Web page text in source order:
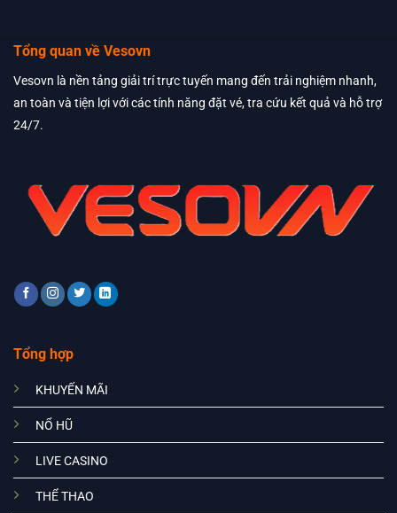
Tổng quan về Vesovn
Vesovn là nền tảng giải trí trực tuyến mang đến trải nghiệm nhanh,
an toàn và tiện lợi với các tính năng đặt vé, tra cứu kết quả và hỗ trợ
24/7.
Tổng hợp
KHUYẾN MÃI
NỔ HŨ
LIVE CASINO
THỂ THAO